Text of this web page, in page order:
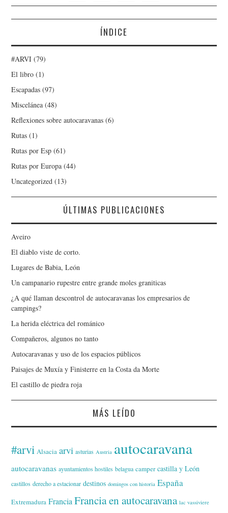
ÍNDICE
#ARVI (79)
El libro (1)
Escapadas (97)
Miscelánea (48)
Reflexiones sobre autocaravanas (6)
Rutas (1)
Rutas por Esp (61)
Rutas por Europa (44)
Uncategorized (13)
ÚLTIMAS PUBLICACIONES
Aveiro
El diablo viste de corto.
Lugares de Babia, León
Un campanario rupestre entre grande moles graniticas
¿A qué llaman descontrol de autocaravanas los empresarios de
campings?
La herida eléctrica del románico
Compañeros, algunos no tanto
Autocaravanas y uso de los espacios públicos
Paisajes de Muxía y Finisterre en la Costa da Morte
El castillo de piedra roja
MÁS LEÍDO
#arvi Alsacia arvi asturias Austria autocaravana
autocaravanas ayuntamientos hostiles belagua camper castilla y León
castillos derecho a estacionar destinos domingos con historia España
Extremadura Francia Francia en autocaravana lac vassiviere